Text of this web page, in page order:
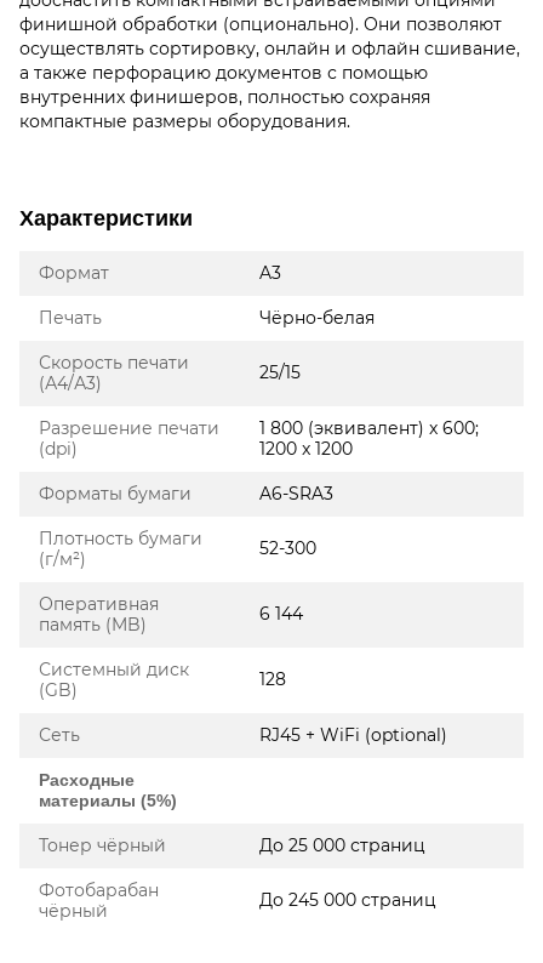
финишной обработки (опционально). Они позволяют
осуществлять сортировку, онлайн и офлайн сшивание,
а также перфорацию документов с помощью
внутренних финишеров, полностью сохраняя
компактные размеры оборудования.
Характеристики
Формат A3
Печать Чёрно-белая
Скорость печати
(А4/А3)
25/15
Разрешение печати
(dpi)
1 800 (эквивалент) x 600;
1200 x 1200
Форматы бумаги A6-SRA3
Плотность бумаги
(г/м²)
52-300
Оперативная
память (MB)
6 144
Системный диск
(GB)
128
Сеть RJ45 + WiFi (optional)
Расходные
материалы (5%)
Тонер чёрный До 25 000 страниц
Фотобарабан
чёрный
До 245 000 страниц